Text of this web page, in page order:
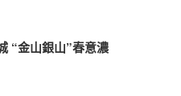
“金山銀山”春意濃